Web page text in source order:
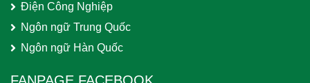
Điện Công Nghiệp
Ngôn ngữ Trung Quốc
Ngôn ngữ Hàn Quốc